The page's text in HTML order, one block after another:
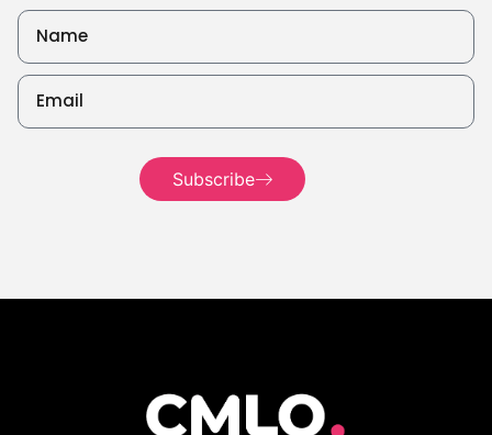
Subscribe